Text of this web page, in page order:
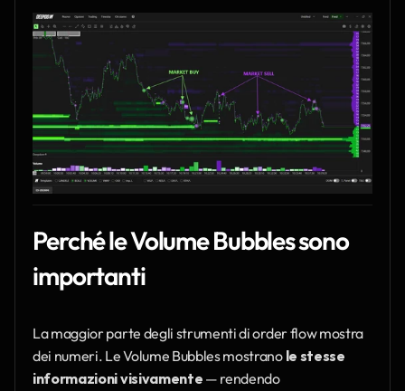
Perché le Volume Bubbles sono
importanti
La maggior parte degli strumenti di order flow mostra
dei numeri. Le Volume Bubbles mostrano le stesse
informazioni visivamente — rendendo